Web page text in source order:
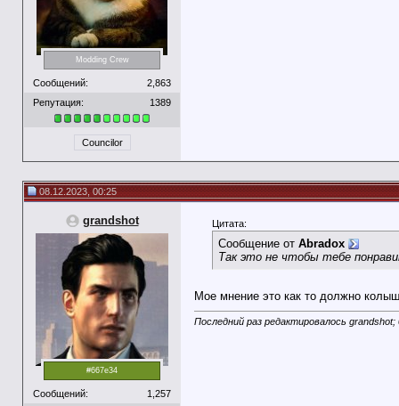
Modding Crew
Сообщений:
2,863
Репутация:
1389
Councilor
08.12.2023, 00:25
grandshot
#667e34
Сообщений:
1,257
Цитата:
Сообщение от Abradox
Так это не чтобы тебе
Мое мнение это как то должно
Последний раз редактировалось